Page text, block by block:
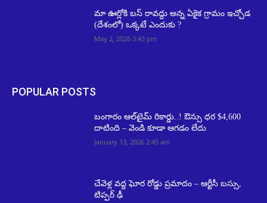
మా ఊర్లోకి బస్ రావద్దు అన్న ఏకైక గ్రామం ఇచ్చోడ
(దేశంలో) ఒక్కటే ఎందుకు ?
May 2, 2026 3:43 pm
POPULAR POSTS
బంగారం ఆల్‌టైమ్ రికార్డు..! ఔన్సు ధర $4,600
దాటింది – వెండి కూడా ఆగడం లేదు
January 13, 2026 2:45 am
చేవెళ్ల వద్ద ఘోర రోడ్డు ప్రమాదం – ఆర్టీసీ బస్సు,
టిప్పర్ ఢీ